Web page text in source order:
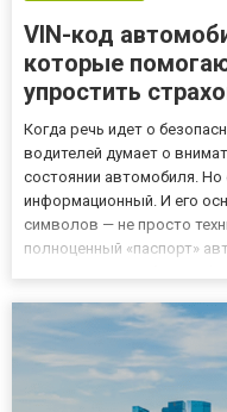
VIN-код
которые
упростить
Когда речь идет о
водителей думает о
состоянии автомобиля.
информационный. И его
символов — не просто
полноценный «паспорт»
(Vehicl...